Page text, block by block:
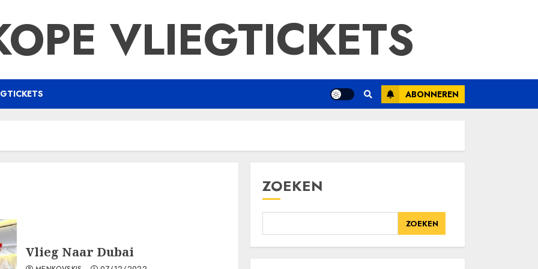
VLIEGTICKETS
ABONNEREN
Vlieg Naar Dubai
ZOEKEN
ZOEKEN